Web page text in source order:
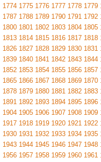
1774 1775 1776 1777 1778 1779
1787 1788 1789 1790 1791 1792
1800 1801 1802 1803 1804 1805
1813 1814 1815 1816 1817 1818
1826 1827 1828 1829 1830 1831
1839 1840 1841 1842 1843 1844
1852 1853 1854 1855 1856 1857
1865 1866 1867 1868 1869 1870
1878 1879 1880 1881 1882 1883
1891 1892 1893 1894 1895 1896
1904 1905 1906 1907 1908 1909
1917 1918 1919 1920 1921 1922
1930 1931 1932 1933 1934 1935
1943 1944 1945 1946 1947 1948
1956 1957 1958 1959 1960 1961